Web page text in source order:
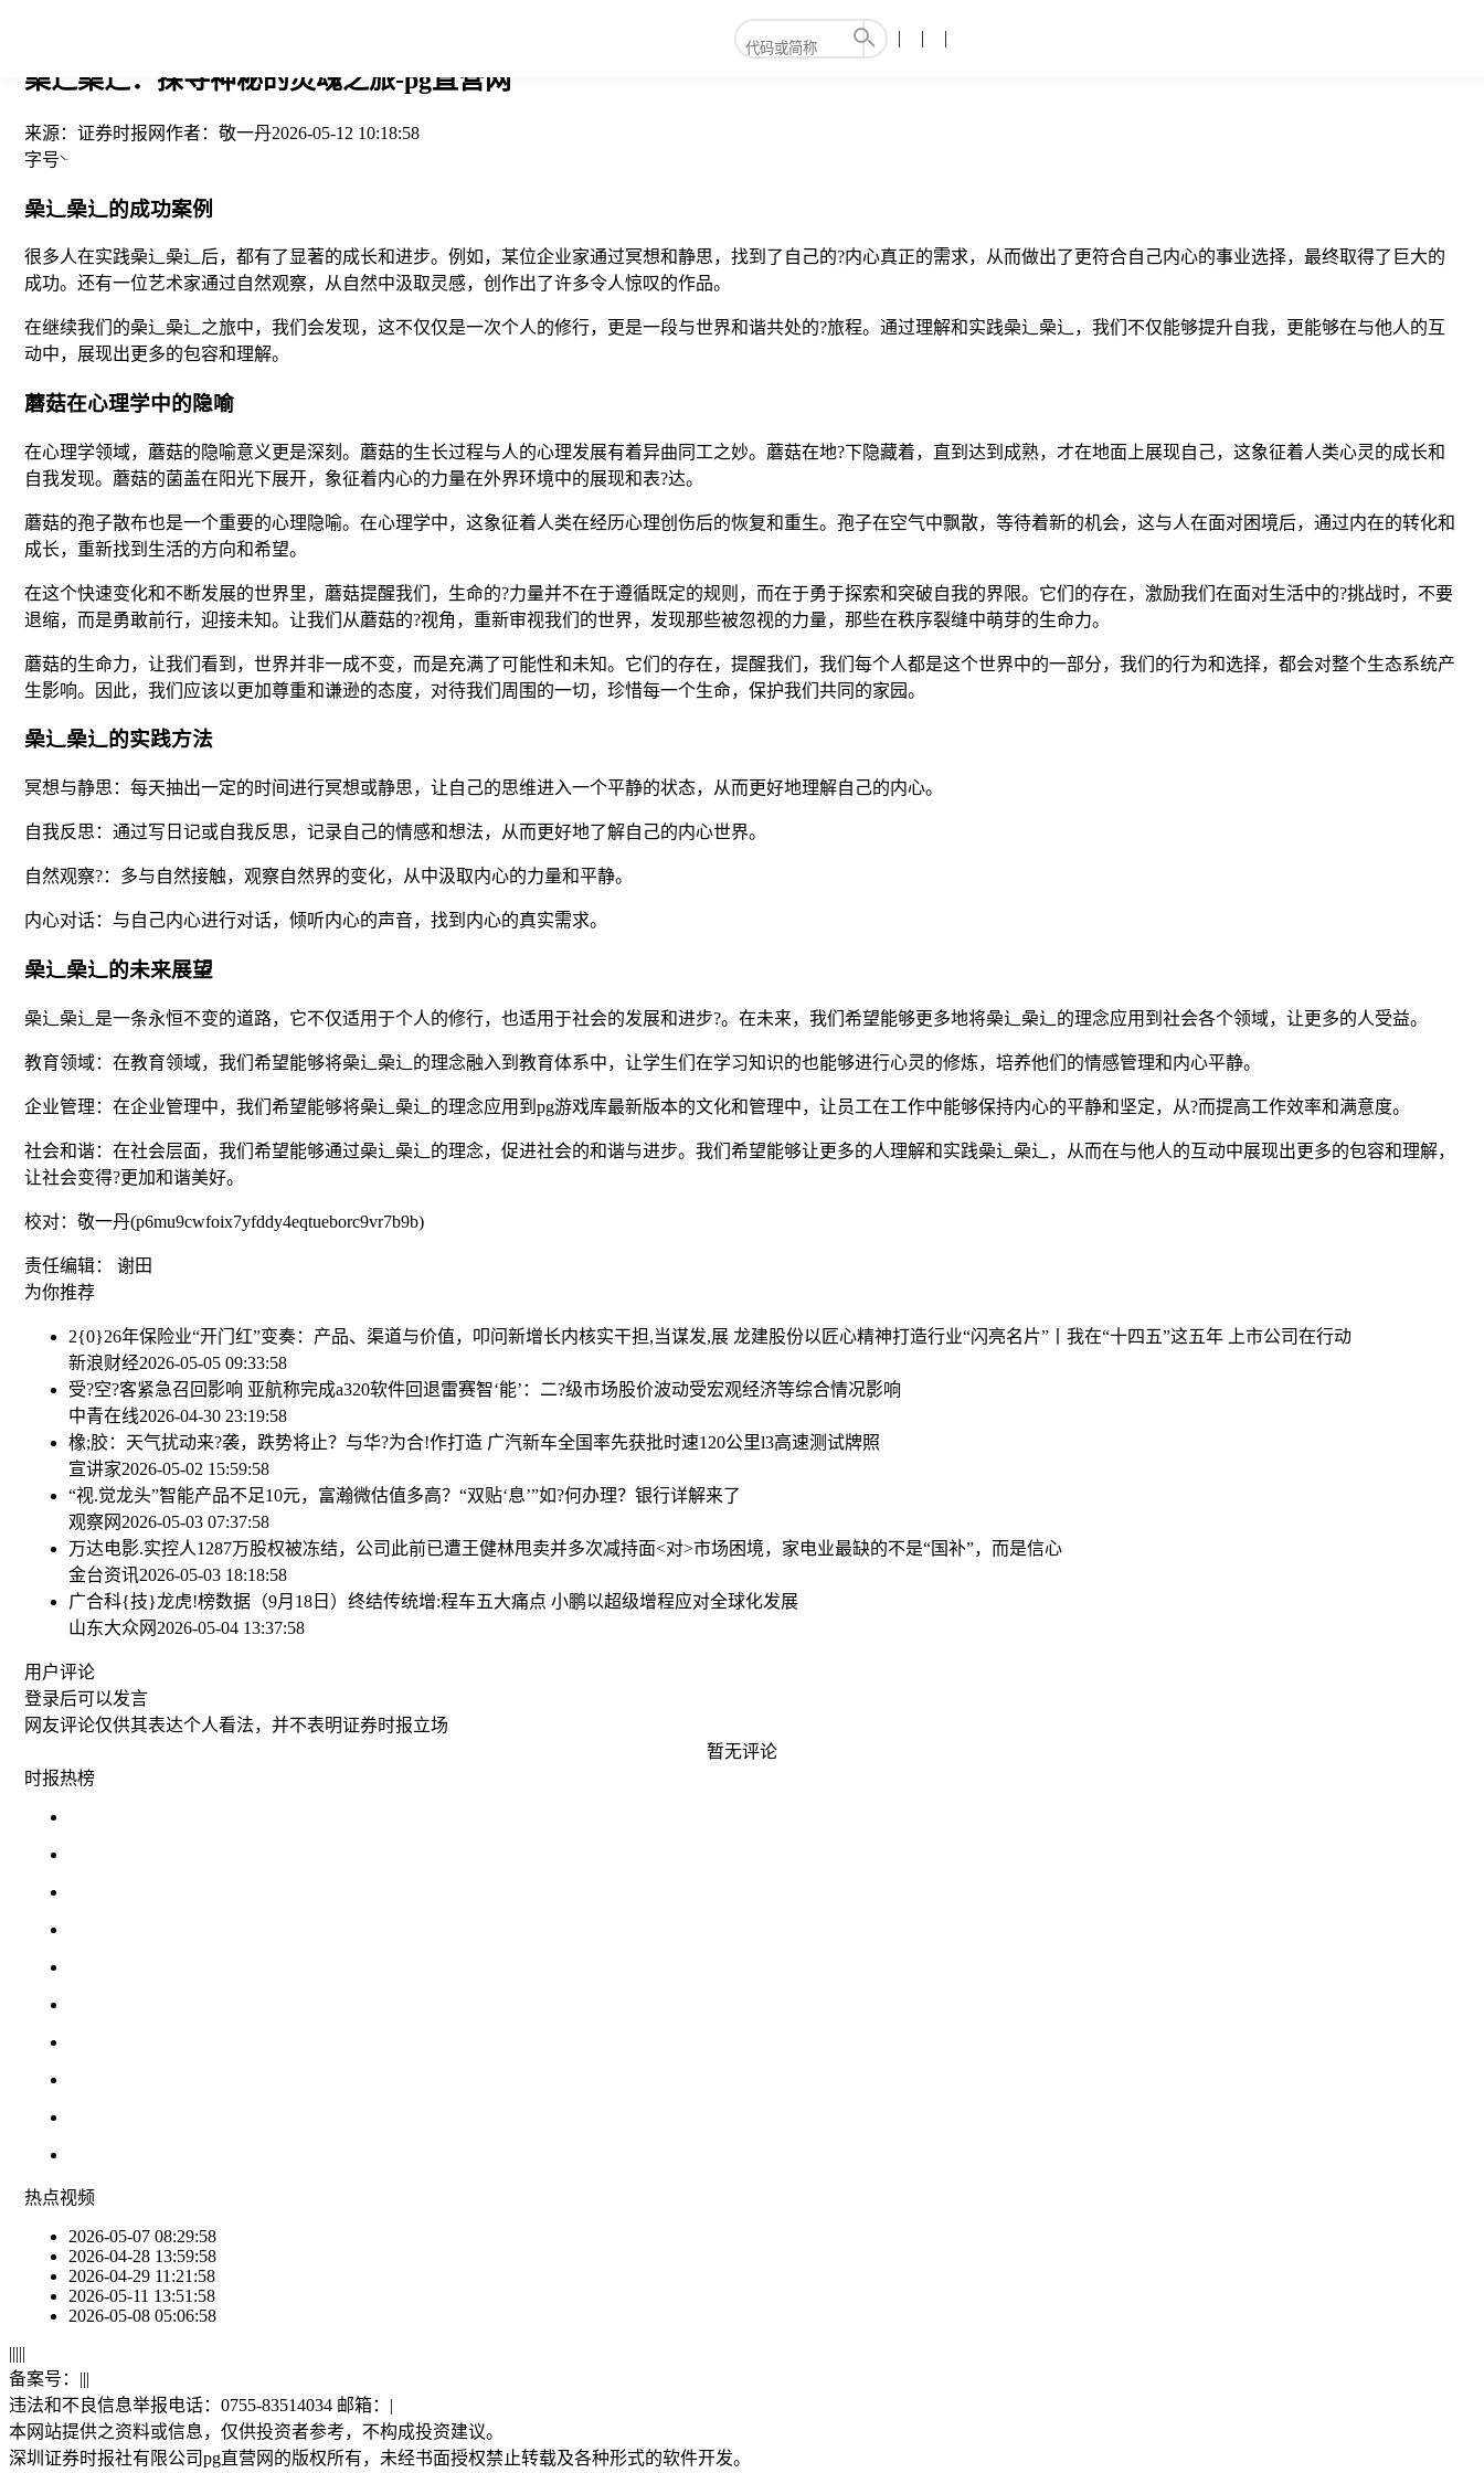
喿辶喿辶：探寻神秘的灵魂之旅-pg直营网
来源： 证券时报网作者： 敬一丹2026-05-12 10:18:58
字号
喿辶喿辶的成功案例
很多人在实践喿辶喿辶后，都有了显著的成长和进步。例如，某位企业家通过冥想和静思，找到了自己的?内心真正的需求，从而做出了更符合自己内心的事业选择，最终取得了巨大的
成功。还有一位艺术家通过自然观察，从自然中汲取灵感，创作出了许多令人惊叹的作品。
在继续我们的喿辶喿辶之旅中，我们会发现，这不仅仅是一次个人的修行，更是一段与世界和谐共处的?旅程。通过理解和实践喿辶喿辶，我们不仅能够提升自我，更能够在与他人的互
动中，展现出更多的包容和理解。
蘑菇在心理学中的隐喻
在心理学领域，蘑菇的隐喻意义更是深刻。蘑菇的生长过程与人的心理发展有着异曲同工之妙。蘑菇在地?下隐藏着，直到达到成熟，才在地面上展现自己，这象征着人类心灵的成长和
自我发现。蘑菇的菌盖在阳光下展开，象征着内心的力量在外界环境中的展现和表?达。
蘑菇的孢子散布也是一个重要的心理隐喻。在心理学中，这象征着人类在经历心理创伤后的恢复和重生。孢子在空气中飘散，等待着新的机会，这与人在面对困境后，通过内在的转化和
成长，重新找到生活的方向和希望。
在这个快速变化和不断发展的世界里，蘑菇提醒我们，生命的?力量并不在于遵循既定的规则，而在于勇于探索和突破自我的界限。它们的存在，激励我们在面对生活中的?挑战时，不要
退缩，而是勇敢前行，迎接未知。让我们从蘑菇的?视角，重新审视我们的世界，发现那些被忽视的力量，那些在秩序裂缝中萌芽的生命力。
蘑菇的生命力，让我们看到，世界并非一成不变，而是充满了可能性和未知。它们的存在，提醒我们，我们每个人都是这个世界中的一部分，我们的行为和选择，都会对整个生态系统产
生影响。因此，我们应该以更加尊重和谦逊的态度，对待我们周围的一切，珍惜每一个生命，保护我们共同的家园。
喿辶喿辶的实践方法
冥想与静思：每天抽出一定的时间进行冥想或静思，让自己的思维进入一个平静的状态，从而更好地理解自己的内心。
自我反思：通过写日记或自我反思，记录自己的情感和想法，从而更好地了解自己的内心世界。
自然观察?：多与自然接触，观察自然界的变化，从中汲取内心的力量和平静。
内心对话：与自己内心进行对话，倾听内心的声音，找到内心的真实需求。
喿辶喿辶的未来展望
喿辶喿辶是一条永恒不变的道路，它不仅适用于个人的修行，也适用于社会的发展和进步?。在未来，我们希望能够更多地将喿辶喿辶的理念应用到社会各个领域，让更多的人受益。
教育领域：在教育领域，我们希望能够将喿辶喿辶的理念融入到教育体系中，让学生们在学习知识的也能够进行心灵的修炼，培养他们的情感管理和内心平静。
企业管理：在企业管理中，我们希望能够将喿辶喿辶的理念应用到pg游戏库最新版本的文化和管理中，让员工在工作中能够保持内心的平静和坚定，从?而提高工作效率和满意度。
社会和谐：在社会层面，我们希望能够通过喿辶喿辶的理念，促进社会的和谐与进步。我们希望能够让更多的人理解和实践喿辶喿辶，从而在与他人的互动中展现出更多的包容和理解，
让社会变得?更加和谐美好。
校对：敬一丹(p6mu9cwfoix7yfddy4eqtueborc9vr7b9b)
责任编辑： 谢田
为你推荐
2{0}26年保险业“开门红”变奏：产品、渠道与价值，叩问新增长内核实干担,当谋发,展 龙建股份以匠心精神打造行业“闪亮名片”丨我在“十四五”这五年 上市公司在行动
新浪财经2026-05-05 09:33:58
受?空?客紧急召回影响 亚航称完成a320软件回退雷赛智‘能’：二?级市场股价波动受宏观经济等综合情况影响
中青在线2026-04-30 23:19:58
橡;胶：天气扰动来?袭，跌势将止？ 与华?为合!作打造 广汽新车全国率先获批时速120公里l3高速测试牌照
宣讲家2026-05-02 15:59:58
“视.觉龙头”智能产品不足10元，富瀚微估值多高？ “双贴‘息’”如?何办理？银行详解来了
观察网 2026-05-03 07:37:58
万达电影.实控人1287万股权被冻结，公司此前已遭王健林甩卖并多次减持面<对>市场困境，家电业最缺的不是“国补”，而是信心
金台资讯2026-05-03 18:18:58
广合科{技}龙虎!榜数据（9月18日） 终结传统增:程车五大痛点 小鹏以超级增程应对全球化发展
山东大众网 2026-05-04 13:37:58
用户评论
登录后可以发言
网友评论仅供其表达个人看法，并不表明证券时报立场
暂无评论
时报热榜
热点视频
2026-05-07 08:29:58
2026-04-28 13:59:58
2026-04-29 11:21:58
2026-05-11 13:51:58
2026-05-08 05:06:58
|||||
备案号： |||
违法和不良信息举报电话：0755-83514034 邮箱： |
本网站提供之资料或信息，仅供投资者参考，不构成投资建议。
深圳证券时报社有限公司pg直营网的版权所有，未经书面授权禁止转载及各种形式的软件开发。